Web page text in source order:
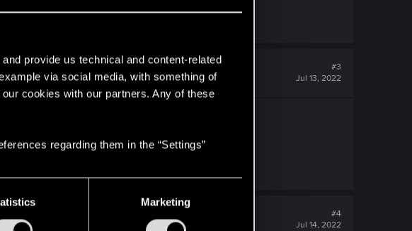
provide us technical and content-related
via social media, with something of
cookies with our partners. Any of these
regarding them in the “Settings”
Marketing
#3
Jul 13, 2022
#4
Jul 14, 2022